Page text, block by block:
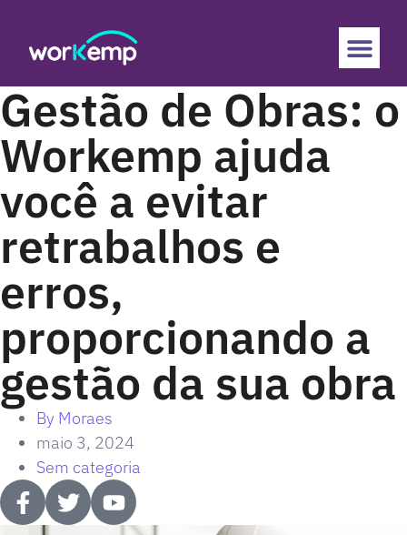
Gestão de Obras: o
Workemp ajuda
você a evitar
retrabalhos e
erros,
proporcionando a
gestão da sua obra
By Moraes
maio 3, 2024
Sem categoria